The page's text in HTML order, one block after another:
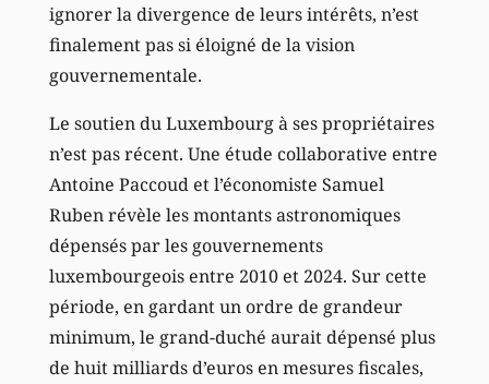
ignorer la divergence de leurs intérêts, n’est
finalement pas si éloigné de la vision
gouvernementale.
Le soutien du Luxembourg à ses propriétaires
n’est pas récent. Une étude collaborative entre
Antoine Paccoud et l’économiste Samuel
Ruben révèle les montants astronomiques
dépensés par les gouvernements
luxembourgeois entre 2010 et 2024. Sur cette
période, en gardant un ordre de grandeur
minimum, le grand-duché aurait dépensé plus
de huit milliards d’euros en mesures fiscales,